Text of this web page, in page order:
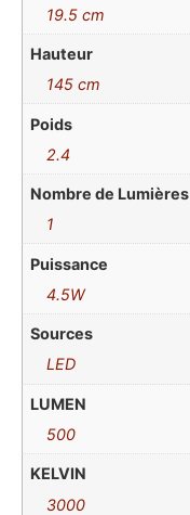
19.5 cm
Hauteur
145 cm
Poids
2.4
Nombre de Lumières
1
Puissance
4.5W
Sources
LED
LUMEN
500
KELVIN
3000